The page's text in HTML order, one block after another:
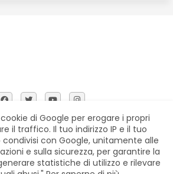
Contatti
Privacy Policy
Segnalazioni
di Google per erogare i propri
il traffico. Il tuo indirizzo IP e il tuo
con Google, unitamente alle
e sulla sicurezza, per garantire la
statistiche di utilizzo e rilevare